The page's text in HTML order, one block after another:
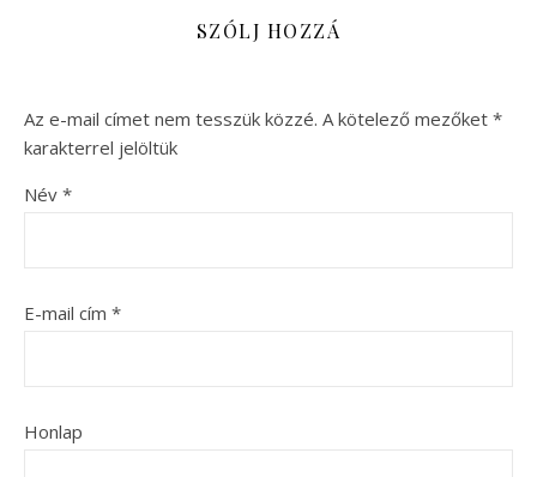
SZÓLJ HOZZÁ
Az e-mail címet nem tesszük közzé. A kötelező mezőket *
karakterrel jelöltük
Név *
E-mail cím *
Honlap